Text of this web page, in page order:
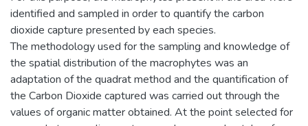
identified and sampled in order to quantify the carbon
dioxide capture presented by each species.
The methodology used for the sampling and knowledge of
the spatial distribution of the macrophytes was an
adaptation of the quadrat method and the quantification of
the Carbon Dioxide captured was carried out through the
values of organic matter obtained. At the point selected for